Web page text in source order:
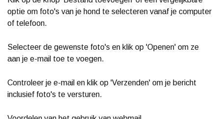
optie om foto's van je hond te selecteren vanaf je computer
of telefoon.
Selecteer de gewenste foto's en klik op 'Openen' om ze
aan je e-mail toe te voegen.
Controleer je e-mail en klik op 'Verzenden' om je bericht
inclusief foto's te versturen.